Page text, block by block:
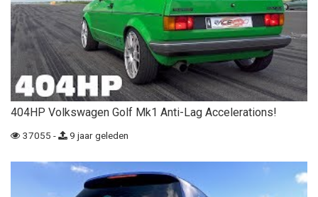
404HP Volkswagen Golf Mk1 Anti-Lag Accelerations!
37055 - 9 jaar geleden